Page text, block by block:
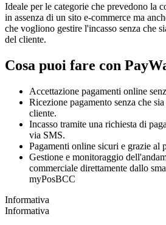
Ideale per le categorie che prevedono la
in assenza di un sito e-commerce ma
che vogliono gestire l'incasso senza che
del cliente.
Cosa puoi fare con
Accettazione pagamenti online
Ricezione pagamento senza che
cliente.
Incasso tramite una richiesta di
via SMS.
Pagamenti online sicuri e grazie al
Gestione e monitoraggio
commerciale direttamente dallo
myPosBCC
Informativa
Informativa